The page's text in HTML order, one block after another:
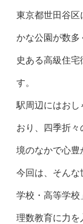
東京都世田谷区
かな公園が数
史ある高級住
す。
駅周辺にはおし
おり、四季折
境のなかで心豊
今回は、そんな
学校・高等学校
理数教育に力を